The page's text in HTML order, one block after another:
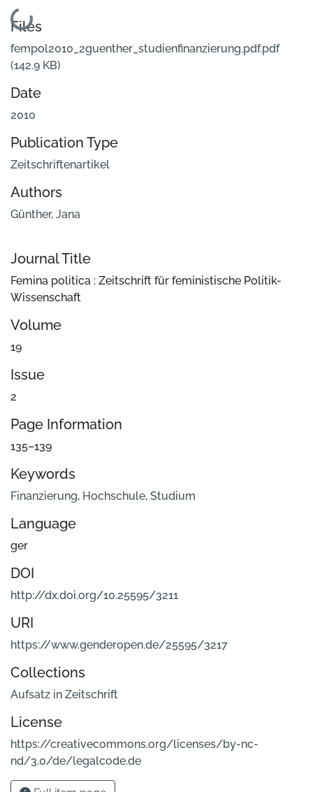
Loading...
Files
fempol2010_2guenther_studienfinanzierung.pdf.pdf
(142.9 KB)
Date
2010
Publication Type
Zeitschriftenartikel
Authors
Günther, Jana
Journal Title
Femina politica : Zeitschrift für feministische Politik-
Wissenschaft
Volume
19
Issue
2
Page Information
135–139
Keywords
Finanzierung, Hochschule, Studium
Language
ger
DOI
http://dx.doi.org/10.25595/3211
URI
https://www.genderopen.de/25595/3217
Collections
Aufsatz in Zeitschrift
License
https://creativecommons.org/licenses/by-nc-
nd/3.0/de/legalcode.de